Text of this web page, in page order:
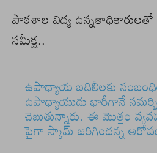
పాఠశాల విద్య
సమీక్ష..
ఉపాధ్యాయ బదిలీలకు
ఉపాధ్యాయుడు భారీగానే
చెబుతున్నారు. ఈ మొత్తం
పైగా స్కామ్ జరిగిందన్న